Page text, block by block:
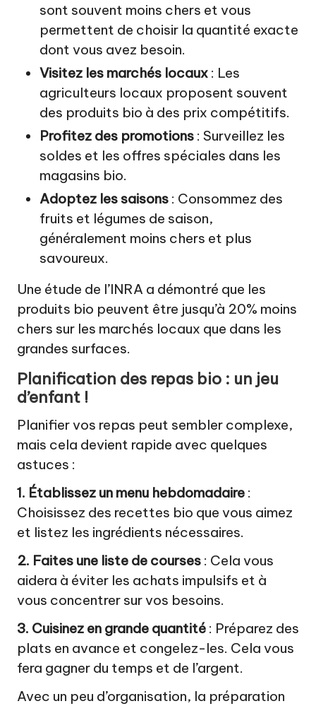
sont souvent moins chers et vous
permettent de choisir la quantité exacte
dont vous avez besoin.
Visitez les marchés locaux : Les
agriculteurs locaux proposent souvent
des produits bio à des prix compétitifs.
Profitez des promotions : Surveillez les
soldes et les offres spéciales dans les
magasins bio.
Adoptez les saisons : Consommez des
fruits et légumes de saison,
généralement moins chers et plus
savoureux.
Une étude de l’INRA a démontré que les
produits bio peuvent être jusqu’à 20% moins
chers sur les marchés locaux que dans les
grandes surfaces.
Planification des repas bio : un jeu
d’enfant !
Planifier vos repas peut sembler complexe,
mais cela devient rapide avec quelques
astuces :
1. Établissez un menu hebdomadaire :
Choisissez des recettes bio que vous aimez
et listez les ingrédients nécessaires.
2. Faites une liste de courses : Cela vous
aidera à éviter les achats impulsifs et à
vous concentrer sur vos besoins.
3. Cuisinez en grande quantité : Préparez des
plats en avance et congelez-les. Cela vous
fera gagner du temps et de l’argent.
Avec un peu d’organisation, la préparation